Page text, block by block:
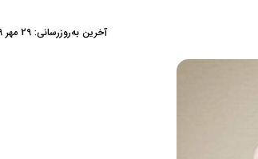
آخرین به‌روزرسانی: 29 مهر 1399